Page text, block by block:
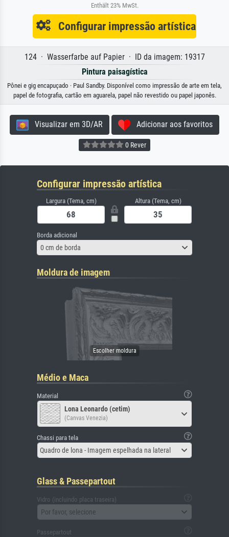
Enthält 23% MwSt.
Configurar impressão artística
124 · Wasserfarbe auf Papier · ID da imagem: 19317
Pintura paisagística
Pônei e gig encapuçado · Paul Sandby. Disponível como impressão de arte em tela,
papel de fotografia, cartão em aguarela, papel não revestido ou papel japonês.
Visualizar em 3D/AR Adicionar aos favoritos
0 Rever
Configurar impressão artística
Largura (Tema, cm) Altura (Tema, cm)
Borda adicional
0 cm de borda
Moldura de imagem
Médio e Maca
Material
Lona Leonardo (cetim)
(Canvas Venezia)
Chassi para tela
Quadro de lona - Imagem espelhada na lateral
Glass & Passepartout
Vidro (incluindo placa traseira)
Por favor, selecione
Passepartout